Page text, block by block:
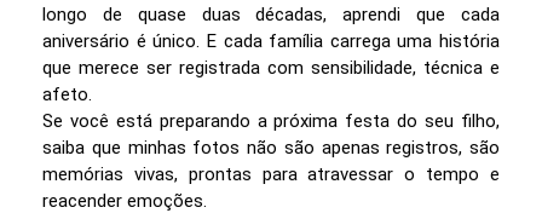
longo de quase duas décadas, aprendi que cada
aniversário é único. E cada família carrega uma história
que merece ser registrada com sensibilidade, técnica e
afeto.
Se você está preparando a próxima festa do seu filho,
saiba que minhas fotos não são apenas registros, são
memórias vivas, prontas para atravessar o tempo e
reacender emoções.